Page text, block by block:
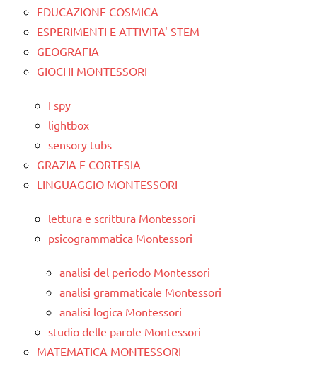
EDUCAZIONE COSMICA
ESPERIMENTI E ATTIVITA' STEM
GEOGRAFIA
GIOCHI MONTESSORI
I spy
lightbox
sensory tubs
GRAZIA E CORTESIA
LINGUAGGIO MONTESSORI
lettura e scrittura Montessori
psicogrammatica Montessori
analisi del periodo Montessori
analisi grammaticale Montessori
analisi logica Montessori
studio delle parole Montessori
MATEMATICA MONTESSORI